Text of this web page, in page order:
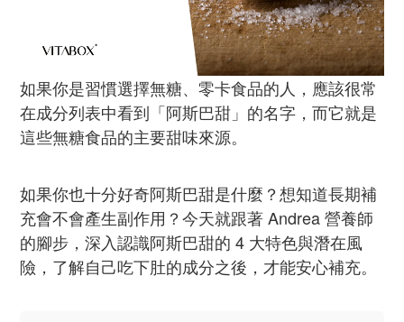
如果你是習慣選擇無糖、零卡食品的人，應該很常
在成分列表中看到「阿斯巴甜」的名字，而它就是
這些無糖食品的主要甜味來源。
如果你也十分好奇阿斯巴甜是什麼？想知道長期補
充會不會產生副作用？今天就跟著 Andrea 營養師
的腳步，深入認識阿斯巴甜的 4 大特色與潛在風
險，了解自己吃下肚的成分之後，才能安心補充。